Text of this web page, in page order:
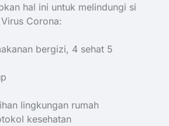
hal ini untuk melindungi si
Corona:
bergizi, 4 sehat 5
lingkungan rumah
kesehatan